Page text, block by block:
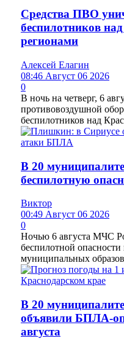
Средства ПВО
беспилотников
регионами
Алексей Елагин
08:46 Август 06 2026
0
В ночь на четверг, 6
противовоздушной
беспилотников над
В 20
беспилотную
Виктор
00:49 Август 06 2026
0
Ночью 6 августа МЧС
беспилотной
муниципальных
В 20
объявили БПЛА-
августа